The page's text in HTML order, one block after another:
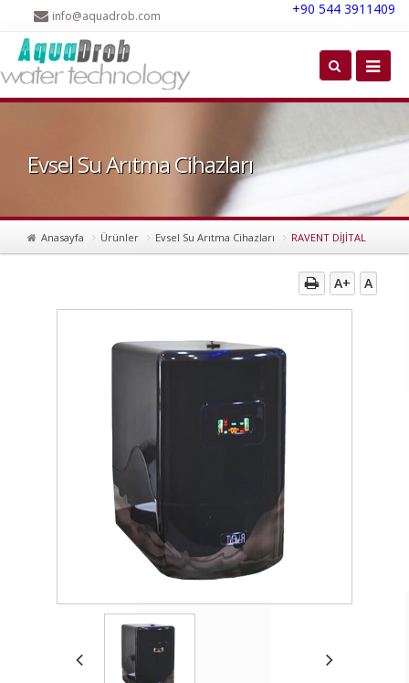
info@aquadrob.com +90 544 3911409
Evsel Su Arıtma Cihazları
Anasayfa Ürünler Evsel Su Arıtma Cihazları RAVENT DİJİTAL
A+ A